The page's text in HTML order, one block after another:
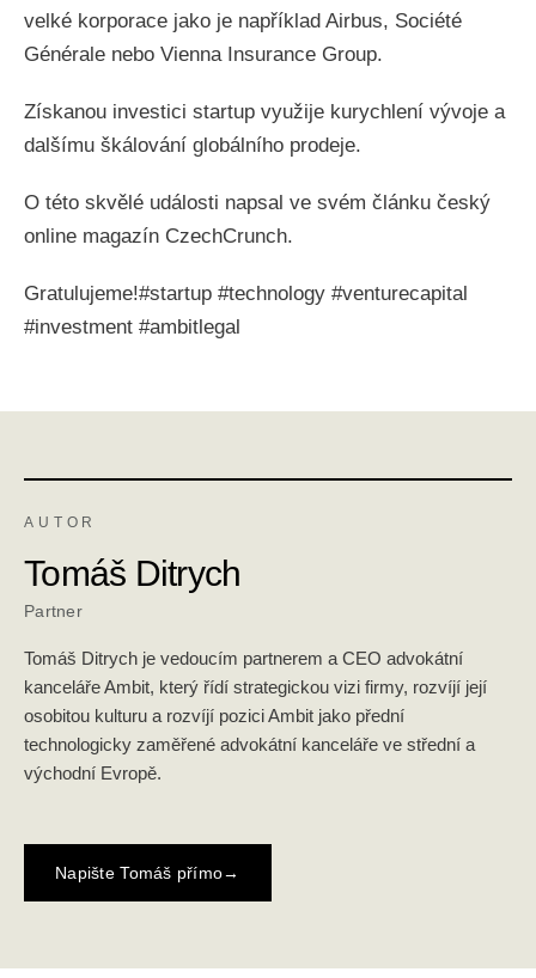
velké korporace jako je například Airbus, Société
Générale nebo Vienna Insurance Group.
Získanou investici startup využije kurychlení vývoje a
dalšímu škálování globálního prodeje.
O této skvělé události napsal ve svém článku český
online magazín CzechCrunch.
Gratulujeme!#startup #technology #venturecapital
#investment #ambitlegal
AUTOR
Tomáš Ditrych
Partner
Tomáš Ditrych je vedoucím partnerem a CEO advokátní
kanceláře Ambit, který řídí strategickou vizi firmy, rozvíjí její
osobitou kulturu a rozvíjí pozici Ambit jako přední
technologicky zaměřené advokátní kanceláře ve střední a
východní Evropě.
Napište Tomáš přímo→